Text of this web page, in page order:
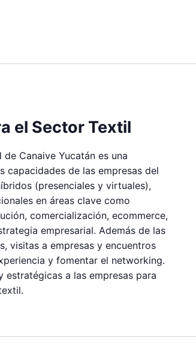
el Sector Textil
Canaive Yucatán es una
capacidades de las empresas del
(presenciales y virtuales),
en áreas clave como
comercialización, ecommerce,
empresarial. Además de las
visitas a empresas y encuentros
y fomentar el networking.
a las empresas para
textil.